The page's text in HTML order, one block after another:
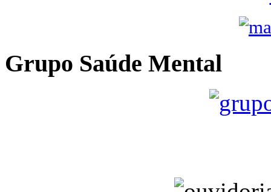
Grupo Saúde Mental